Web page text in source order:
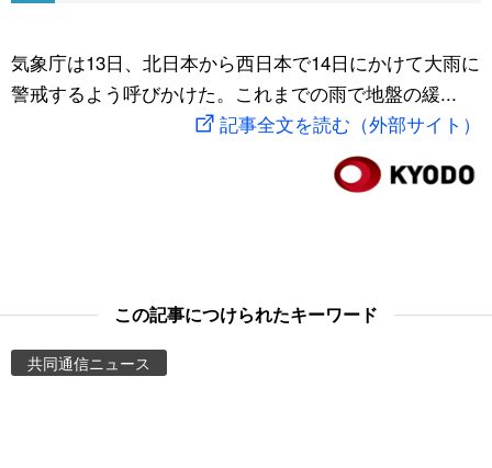
文化
動画/Live
スポーツ・東京2020
気象庁は13日、北日本から西日本で14日にかけて大雨に
警戒するよう呼びかけた。これまでの雨で地盤の緩...
記事全文を読む（外部サイト）
この記事につけられたキーワード
共同通信ニュース